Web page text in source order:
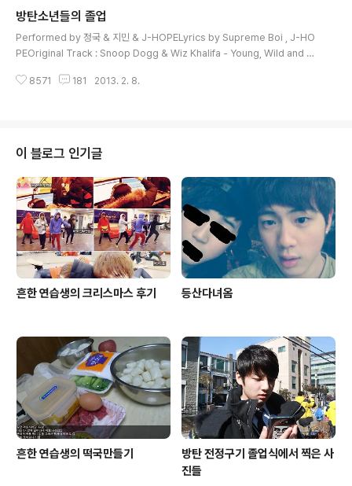
방탄소년들의 졸업
Performed by 정국 & 지민 & J-HOPELyrics by Supreme Boi , J-HO
PEOriginal Track : Snoop Dogg & Wiz Khalifa - Young, Wild and Fr
리지 않아지금 이 순간 우린 학교로부터이젠 해방이니까 정국)adios middle
아가친구들이 물어봐 너 데뷔는 언제야?궁금해요? 궁금하면 500원거의 다 왔
어 때가 되..
8571 181 2013. 2. 8.
이 블로그 인기글
흔한 연습생의 크리스마스 후기 등산다녀옴
흔한 연습생의 떡국만들기
방탄 전정구기 졸업식에서 찍은 사
진들